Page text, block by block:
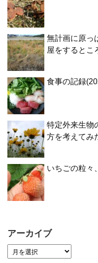
無計画に原っ
屋をするとこ
食事の記録
特定外来生物
方を考えてみ
いちごの粒々
アーカイブ